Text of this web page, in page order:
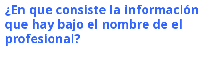
¿En que consiste la información
que hay bajo el nombre de el
profesional?